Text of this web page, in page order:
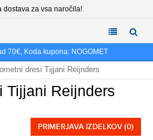
za vsa naročila!
70€, Koda kupona: NOGOMET
dresi Tijjani Reijnders
Tijjani Reijnders
PRIMERJAVA IZDELKOV (0)